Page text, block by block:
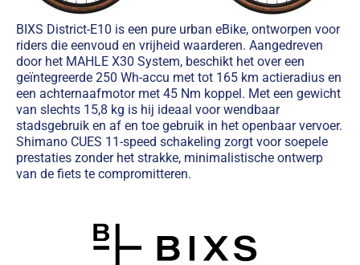
BIXS District-E10 is een pure urban eBike, ontworpen voor
riders die eenvoud en vrijheid waarderen. Aangedreven
door het MAHLE X30 System, beschikt het over een
geïntegreerde 250 Wh-accu met tot 165 km actieradius en
een achternaafmotor met 45 Nm koppel. Met een gewicht
van slechts 15,8 kg is hij ideaal voor wendbaar
stadsgebruik en af en toe gebruik in het openbaar vervoer.
Shimano CUES 11-speed schakeling zorgt voor soepele
prestaties zonder het strakke, minimalistische ontwerp
van de fiets te compromitteren.